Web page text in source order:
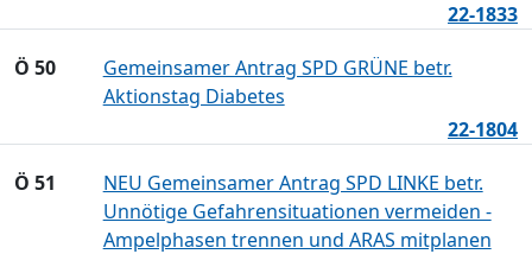
22-1833
Ö 50
Gemeinsamer Antrag SPD GRÜNE betr.
Aktionstag Diabetes
22-1804
Ö 51
NEU Gemeinsamer Antrag SPD LINKE betr.
Unnötige Gefahrensituationen vermeiden -
Ampelphasen trennen und ARAS mitplanen